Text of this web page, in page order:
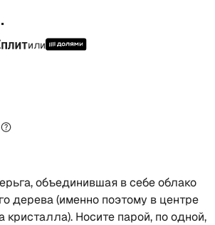
или
объединившая в себе облако
дерева (именно поэтому в центре
кристалла). Носите парой, по одной,